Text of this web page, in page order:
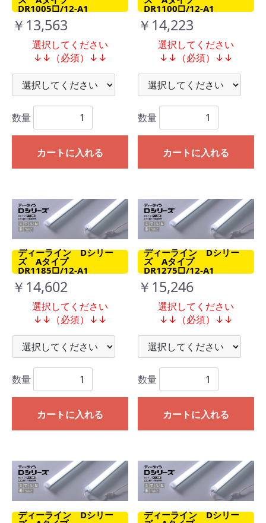
DR1005□/12-A1
￥13,563
選択してください
↓↓（必須）↓↓
数量
カートに入れる
DR1100□/12-A1
￥14,223
選択してください
↓↓（必須）↓↓
数量
カートに入れる
ディーライン Dシリー
ズ Aタイプ
DR1185□/12-A1
￥14,602
選択してください
↓↓（必須）↓↓
数量
カートに入れる
ディーライン Dシリー
ズ Aタイプ
DR1275□/12-A1
￥15,246
選択してください
↓↓（必須）↓↓
数量
カートに入れる
ディーライン Dシリー ディーライン Dシリー